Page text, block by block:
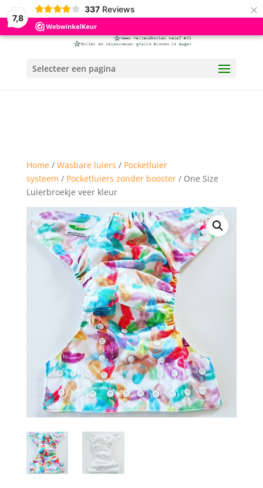
7,8
337 Reviews ×
Selecteer een pagina
Home/ Wasbare luiers / Pocketluier
systeem / Pocketluiers zonder booster/ One Size
Luierbroekje veer kleur